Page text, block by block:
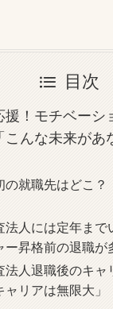
目次
援！モチベーシ
こんな未来があ
の就職先はどこ？
法人には定年まで
ー昇格前の退職が
法人退職後のキャ
ャリアは無限大」